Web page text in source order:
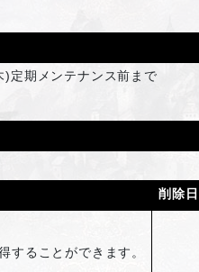
定期メンテナンス前まで
削除日
することができます。